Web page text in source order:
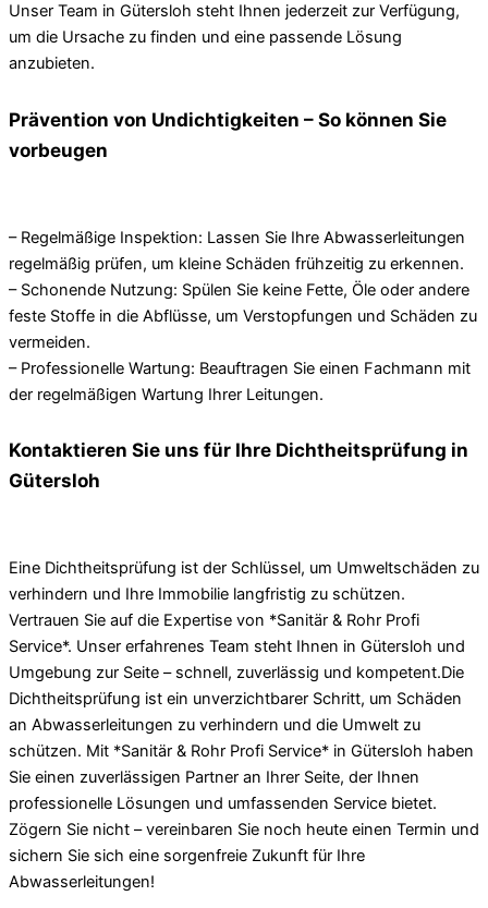
Unser Team in Gütersloh steht Ihnen jederzeit zur Verfügung,
um die Ursache zu finden und eine passende Lösung
anzubieten.
Prävention von Undichtigkeiten – So können Sie
vorbeugen
– Regelmäßige Inspektion: Lassen Sie Ihre Abwasserleitungen
regelmäßig prüfen, um kleine Schäden frühzeitig zu erkennen.
– Schonende Nutzung: Spülen Sie keine Fette, Öle oder andere
feste Stoffe in die Abflüsse, um Verstopfungen und Schäden zu
vermeiden.
– Professionelle Wartung: Beauftragen Sie einen Fachmann mit
der regelmäßigen Wartung Ihrer Leitungen.
Kontaktieren Sie uns für Ihre Dichtheitsprüfung in
Gütersloh
Eine Dichtheitsprüfung ist der Schlüssel, um Umweltschäden zu
verhindern und Ihre Immobilie langfristig zu schützen.
Vertrauen Sie auf die Expertise von *Sanitär & Rohr Profi
Service*. Unser erfahrenes Team steht Ihnen in Gütersloh und
Umgebung zur Seite – schnell, zuverlässig und kompetent.Die
Dichtheitsprüfung ist ein unverzichtbarer Schritt, um Schäden
an Abwasserleitungen zu verhindern und die Umwelt zu
schützen. Mit *Sanitär & Rohr Profi Service* in Gütersloh haben
Sie einen zuverlässigen Partner an Ihrer Seite, der Ihnen
professionelle Lösungen und umfassenden Service bietet.
Zögern Sie nicht – vereinbaren Sie noch heute einen Termin und
sichern Sie sich eine sorgenfreie Zukunft für Ihre
Abwasserleitungen!